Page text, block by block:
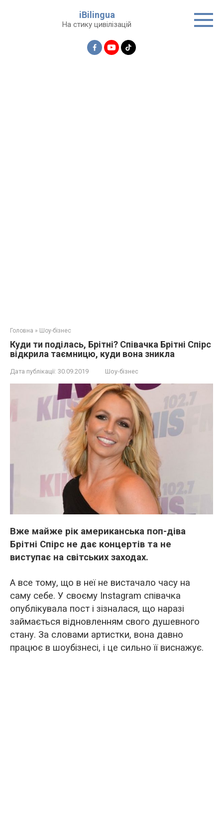
iBilingua
На стику цивілізацій
Головна » Шоу-бізнес
Куди ти поділась, Брітні? Співачка Брітні Спірс
відкрила таємницю, куди вона зникла
Дата публікації: 30.09.2019 Шоу-бізнес
Вже майже рік американська поп-діва
Брітні Спірс не дає концертів та не
виступає на світських заходах.
А все тому, що в неї не вистачало часу на
саму себе. У своєму Instagram співачка
опублікувала пост і зізналася, що наразі
займається відновленням свого душевного
стану. За словами артистки, вона давно
працює в шоубізнесі, і це сильно її виснажує.